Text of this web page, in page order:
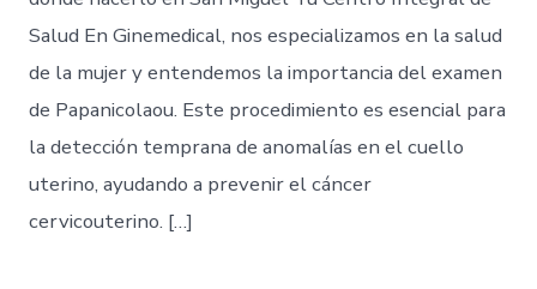
Salud En Ginemedical, nos especializamos en la salud
de la mujer y entendemos la importancia del examen
de Papanicolaou. Este procedimiento es esencial para
la detección temprana de anomalías en el cuello
uterino, ayudando a prevenir el cáncer
cervicouterino. […]